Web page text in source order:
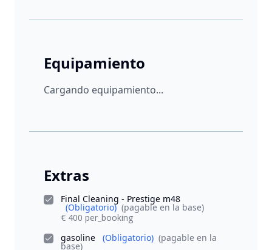
Equipamiento
Cargando equipamiento...
Extras
Final Cleaning - Prestige m48
(Obligatorio) (pagable en la base)
€ 400 per_booking
gasoline
(Obligatorio) (pagable en la
base)